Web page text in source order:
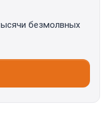
безмолвных